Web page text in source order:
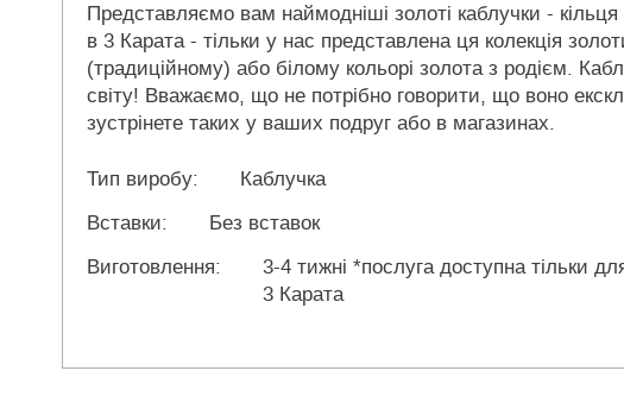
Представляємо вам наймодніші золоті каблучки -
в 3 Карата - тільки у нас представлена ця колекція
(традиційному) або білому кольорі золота з родієм.
світу! Вважаємо, що не потрібно говорити, що воно
зустрінете таких у ваших подруг або в магазинах.
Тип виробу: Каблучка
Вставки:
Без вставок
Виготовлення:
3-4 тижні *послуга доступна тільки
3 Карата